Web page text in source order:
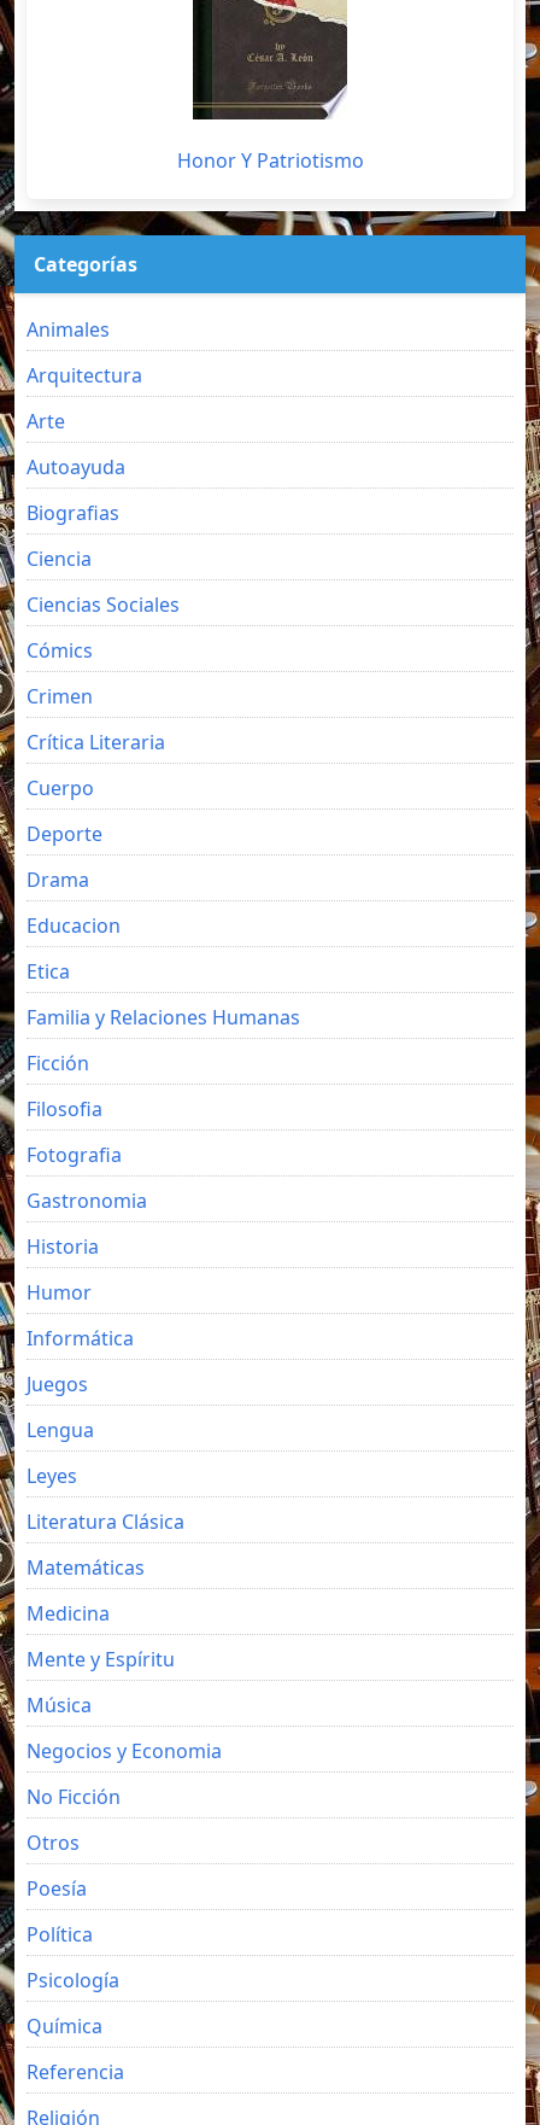
Honor Y Patriotismo
Categorías
Animales
Arquitectura
Arte
Autoayuda
Biografias
Ciencia
Ciencias Sociales
Cómics
Crimen
Crítica Literaria
Cuerpo
Deporte
Drama
Educacion
Etica
Familia y Relaciones Humanas
Ficción
Filosofia
Fotografia
Gastronomia
Historia
Humor
Informática
Juegos
Lengua
Leyes
Literatura Clásica
Matemáticas
Medicina
Mente y Espíritu
Música
Negocios y Economia
No Ficción
Otros
Poesía
Política
Psicología
Química
Referencia
Religión